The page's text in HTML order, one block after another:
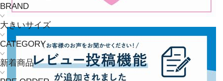
BRAND
大きいサイズ
CATEGORY
新着商品